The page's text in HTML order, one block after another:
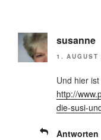
susanne
1. AUGUST
Und hier
http://
die-susi-
Antworten